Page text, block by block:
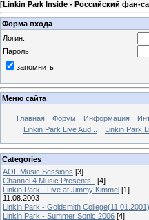
[Linkin Park Inside - Российский фан-
Форма входа
Логин:
Пароль:
запомнить
Меню сайта
Главная Форум Информация
Linkin Park Live Aud...
Linkin Park
Categories
AOL Music Sessions [3]
Channel 4 Music Presents..
[4]
Linkin Park - Live at Jimmy Kimmel [1]
11.08.2003
Linkin Park - Goldsmith College(11.01.2001)
Linkin Park - Summer Sonic 2006 [4]